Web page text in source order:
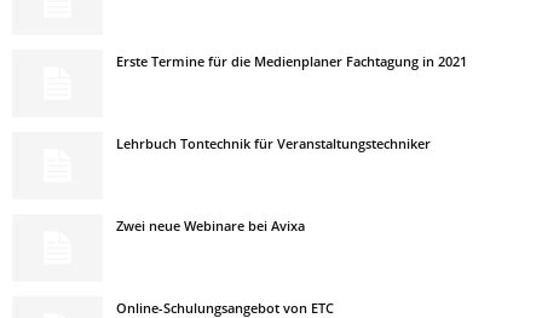
Erste Termine für die Medienplaner Fachtagung in 2021
Lehrbuch Tontechnik für Veranstaltungstechniker
Zwei neue Webinare bei Avixa
Online-Schulungsangebot von ETC